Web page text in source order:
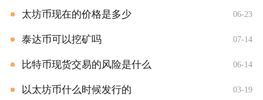
太坊币现在的价格是多少 06-23
泰达币可以挖矿吗 07-14
比特币现货交易的风险是什么 06-14
以太坊币什么时候发行的 03-19